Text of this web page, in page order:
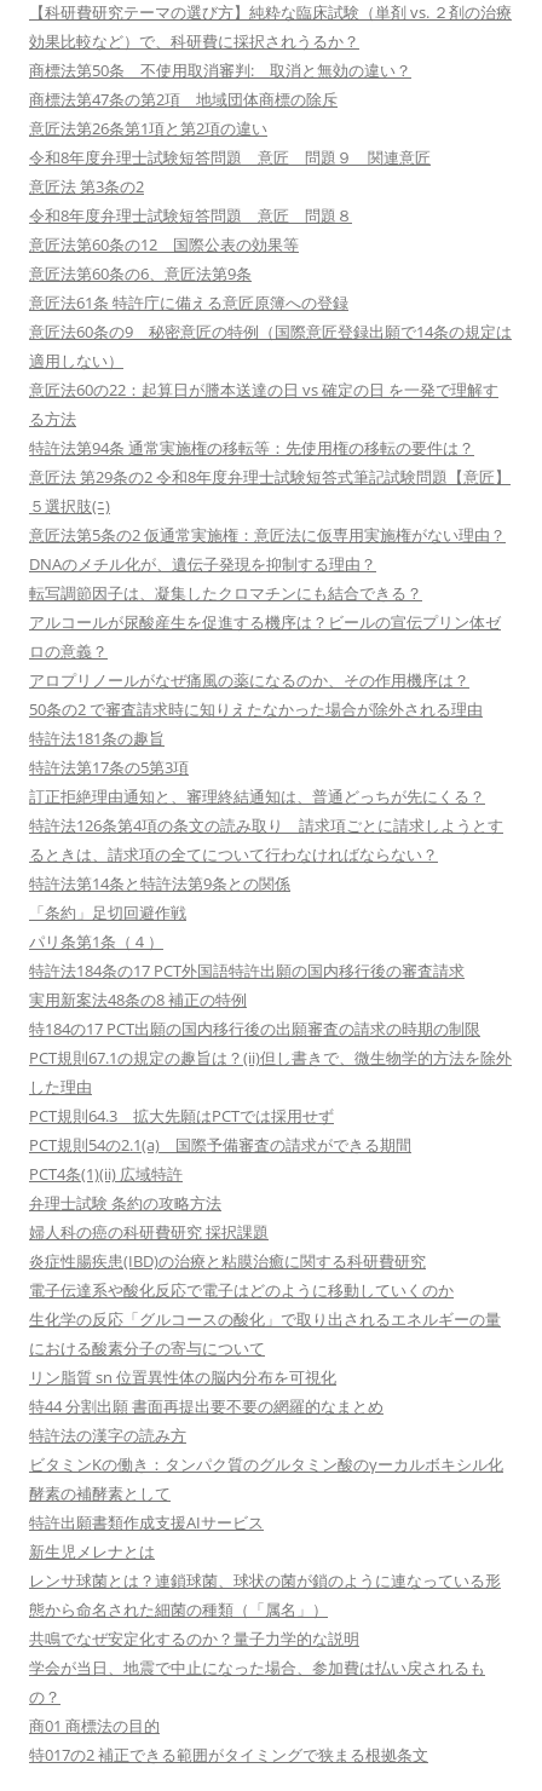
【科研費研究テーマの選び方】純粋な臨床試験（単剤 vs. ２剤の治療
効果比較など）で、科研費に採択されうるか？
商標法第50条 不使用取消審判: 取消と無効の違い？
商標法第47条の第2項 地域団体商標の除斥
意匠法第26条第1項と第2項の違い
令和8年度弁理士試験短答問題 意匠 問題９ 関連意匠
意匠法 第3条の2
令和8年度弁理士試験短答問題 意匠 問題８
意匠法第60条の12 国際公表の効果等
意匠法第60条の6、意匠法第9条
意匠法61条 特許庁に備える意匠原簿への登録
意匠法60条の9 秘密意匠の特例（国際意匠登録出願で14条の規定は
適用しない）
意匠法60の22：起算日が謄本送達の日 vs 確定の日 を一発で理解す
る方法
特許法第94条 通常実施権の移転等：先使用権の移転の要件は？
意匠法 第29条の2 令和8年度弁理士試験短答式筆記試験問題【意匠】
５選択肢(ﾆ)
意匠法第5条の2 仮通常実施権：意匠法に仮専用実施権がない理由？
DNAのメチル化が、遺伝子発現を抑制する理由？
転写調節因子は、凝集したクロマチンにも結合できる？
アルコールが尿酸産生を促進する機序は？ビールの宣伝プリン体ゼ
ロの意義？
アロプリノールがなぜ痛風の薬になるのか、その作用機序は？
50条の2 で審査請求時に知りえたなかった場合が除外される理由
特許法181条の趣旨
特許法第17条の5第3項
訂正拒絶理由通知と、審理終結通知は、普通どっちが先にくる？
特許法126条第4項の条文の読み取り 請求項ごとに請求しようとす
るときは、請求項の全てについて行わなければならない？
特許法第14条と特許法第9条との関係
「条約」足切回避作戦
パリ条第1条（４）
特許法184条の17 PCT外国語特許出願の国内移行後の審査請求
実用新案法48条の8 補正の特例
特184の17 PCT出願の国内移行後の出願審査の請求の時期の制限
PCT規則67.1の規定の趣旨は？(ii)但し書きで、微生物学的方法を除外
した理由
PCT規則64.3 拡大先願はPCTでは採用せず
PCT規則54の2.1(a) 国際予備審査の請求ができる期間
PCT4条(1)(ii) 広域特許
弁理士試験 条約の攻略方法
婦人科の癌の科研費研究 採択課題
炎症性腸疾患(IBD)の治療と粘膜治癒に関する科研費研究
電子伝達系や酸化反応で電子はどのように移動していくのか
生化学の反応「グルコースの酸化」で取り出されるエネルギーの量
における酸素分子の寄与について
リン脂質 sn 位置異性体の脳内分布を可視化
特44 分割出願 書面再提出要不要の網羅的なまとめ
特許法の漢字の読み方
ビタミンKの働き：タンパク質のグルタミン酸のγーカルボキシル化
酵素の補酵素として
特許出願書類作成支援AIサービス
新生児メレナとは
レンサ球菌とは？連鎖球菌、球状の菌が鎖のように連なっている形
態から命名された細菌の種類（「属名」）
共鳴でなぜ安定化するのか？量子力学的な説明
学会が当日、地震で中止になった場合、参加費は払い戻されるも
の？
商01 商標法の目的
特017の2 補正できる範囲がタイミングで狭まる根拠条文